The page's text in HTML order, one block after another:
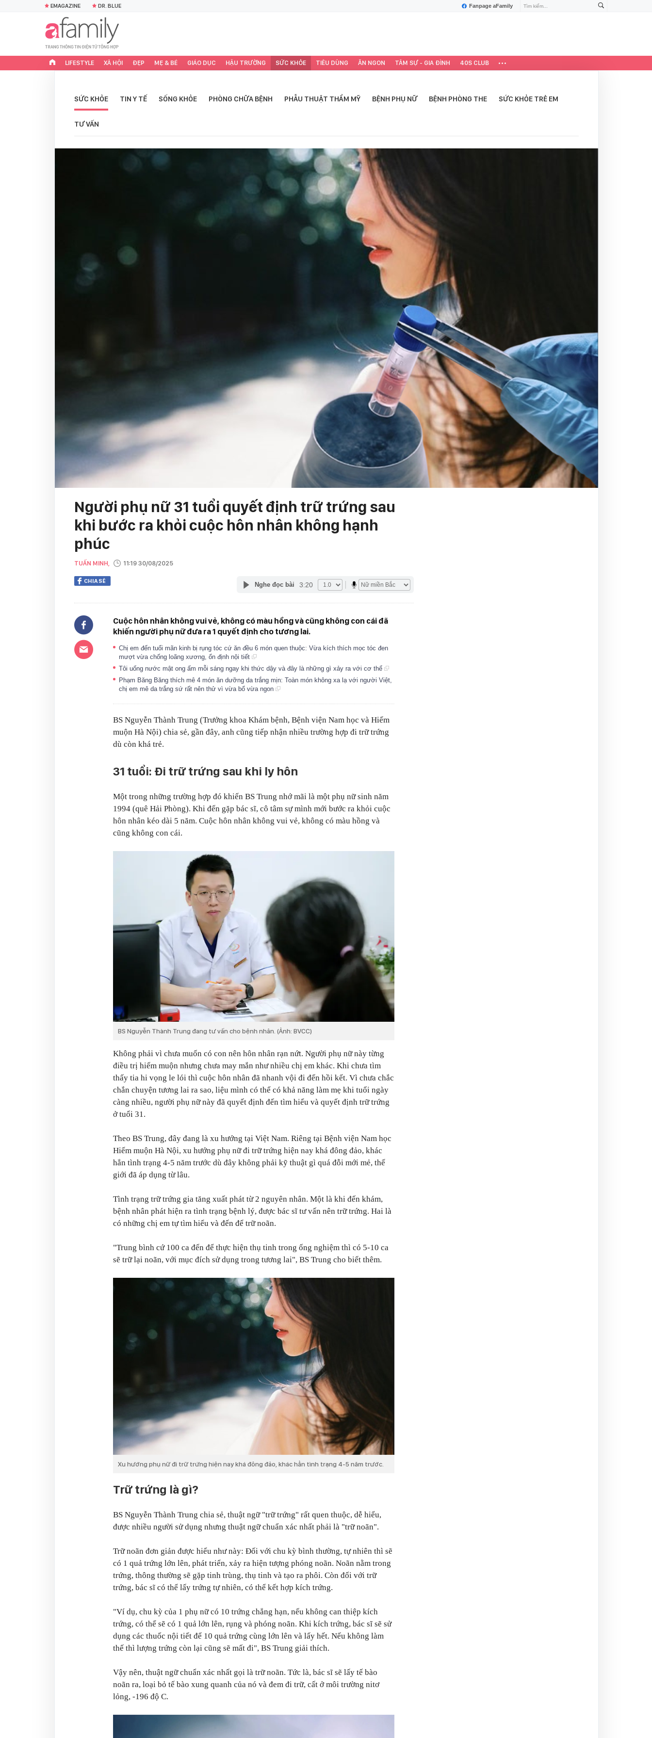
Fanpage aFamily
EMAGAZINE DR. BLUE
LIFESTYLE XÃ HỘI ĐẸP MẸ & BÉ GIÁO DỤC HẬU TRƯỜNG SỨC KHỎE TIÊU DÙNG ĂN NGON TÂM SỰ - GIA ĐÌNH 40S CLUB
SỨC KHỎE TIN Y TẾ SỐNG KHỎE PHÒNG CHỮA BỆNH PHẪU THUẬT THẨM MỸ BỆNH PHỤ NỮ BỆNH PHÒNG THE SỨC KHỎE TRẺ EM
TƯ VẤN
Người phụ nữ 31 tuổi quyết định trữ trứng sau
khi bước ra khỏi cuộc hôn nhân không hạnh
phúc
TUẤN MINH, 11:19 30/08/2025
CHIA SẺ Nghe đọc bài 3:20
Cuộc hôn nhân không vui vẻ, không có màu hồng và cũng không con cái đã
khiến người phụ nữ đưa ra 1 quyết định cho tương lai.
Chị em đến tuổi mãn kinh bị rụng tóc cứ ăn đều 6 món quen thuộc: Vừa kích thích mọc tóc đen
mượt vừa chống loãng xương, ổn định nội tiết
Tôi uống nước mật ong ấm mỗi sáng ngay khi thức dậy và đây là những gì xảy ra với cơ thể
Phạm Băng Băng thích mê 4 món ăn dưỡng da trắng mịn: Toàn món không xa lạ với người Việt,
chị em mê da trắng sứ rất nên thử vì vừa bổ vừa ngon
BS Nguyễn Thành Trung (Trưởng khoa Khám bệnh, Bệnh viện Nam học và Hiếm
muộn Hà Nội) chia sẻ, gần đây, anh cũng tiếp nhận nhiều trường hợp đi trữ trứng
dù còn khá trẻ.
31 tuổi: Đi trữ trứng sau khi ly hôn
Một trong những trường hợp đó khiến BS Trung nhớ mãi là một phụ nữ sinh năm
1994 (quê Hải Phòng). Khi đến gặp bác sĩ, cô tâm sự mình mới bước ra khỏi cuộc
hôn nhân kéo dài 5 năm. Cuộc hôn nhân không vui vẻ, không có màu hồng và
cũng không con cái.
BS Nguyễn Thành Trung đang tư vấn cho bệnh nhân. (Ảnh: BVCC)
Không phải vì chưa muốn có con nên hôn nhân rạn nứt. Người phụ nữ này từng
điều trị hiếm muộn nhưng chưa may mắn như nhiều chị em khác. Khi chưa tìm
thấy tia hi vọng le lói thì cuộc hôn nhân đã nhanh vội đi đến hồi kết. Vì chưa chắc
chắn chuyện tương lai ra sao, liệu mình có thể có khả năng làm mẹ khi tuổi ngày
càng nhiều, người phụ nữ này đã quyết định đến tìm hiểu và quyết định trữ trứng
ở tuổi 31.
Theo BS Trung, đây đang là xu hướng tại Việt Nam. Riêng tại Bệnh viện Nam học
Hiếm muộn Hà Nội, xu hướng phụ nữ đi trữ trứng hiện nay khá đông đảo, khác
hẳn tình trạng 4-5 năm trước dù đây không phải kỹ thuật gì quá đỗi mới mẻ, thế
giới đã áp dụng từ lâu.
Tình trạng trữ trứng gia tăng xuất phát từ 2 nguyên nhân. Một là khi đến khám,
bệnh nhân phát hiện ra tình trạng bệnh lý, được bác sĩ tư vấn nên trữ trứng. Hai là
có những chị em tự tìm hiểu và đến để trữ noãn.
"Trung bình cứ 100 ca đến để thực hiện thụ tinh trong ống nghiệm thì có 5-10 ca
sẽ trữ lại noãn, với mục đích sử dụng trong tương lai", BS Trung cho biết thêm.
Xu hướng phụ nữ đi trữ trứng hiện nay khá đông đảo, khác hẳn tình trạng 4-5 năm trước.
Trữ trứng là gì?
BS Nguyễn Thành Trung chia sẻ, thuật ngữ "trữ trứng" rất quen thuộc, dễ hiểu,
được nhiều người sử dụng nhưng thuật ngữ chuẩn xác nhất phải là "trữ noãn".
Trữ noãn đơn giản được hiểu như này: Đối với chu kỳ bình thường, tự nhiên thì sẽ
có 1 quả trứng lớn lên, phát triển, xảy ra hiện tượng phóng noãn. Noãn nằm trong
trứng, thông thường sẽ gặp tinh trùng, thụ tinh và tạo ra phôi. Còn đối với trữ
trứng, bác sĩ có thể lấy trứng tự nhiên, có thể kết hợp kích trứng.
"Ví dụ, chu kỳ của 1 phụ nữ có 10 trứng chẳng hạn, nếu không can thiệp kích
trứng, có thể sẽ có 1 quả lớn lên, rụng và phóng noãn. Khi kích trứng, bác sĩ sẽ sử
dụng các thuốc nội tiết để 10 quả trứng cùng lớn lên và lấy hết. Nếu không làm
thế thì lượng trứng còn lại cũng sẽ mất đi", BS Trung giải thích.
Vậy nên, thuật ngữ chuẩn xác nhất gọi là trữ noãn. Tức là, bác sĩ sẽ lấy tế bào
noãn ra, loại bỏ tế bào xung quanh của nó và đem đi trữ, cất ở môi trường nitơ
lỏng, -196 độ C.